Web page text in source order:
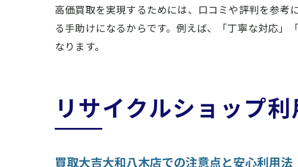
高価買取を実現するためには、口コミや評判を参考
る手助けになるからです。例えば、「丁寧な対応」
なります。
リサイクルショップ
買取大吉大和八木店での注意点と安心利用法